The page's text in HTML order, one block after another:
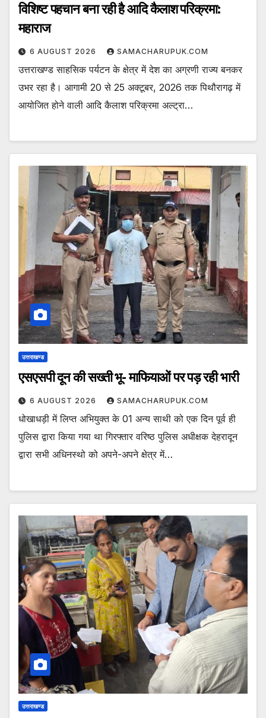
विशिष्ट पहचान बना रही है आदि कैलाश परिक्रमा:
महाराज
6 AUGUST 2026 SAMACHARUPUK.COM
उत्तराखण्ड साहसिक पर्यटन के क्षेत्र में देश का अग्रणी राज्य बनकर
उभर रहा है। आगामी 20 से 25 अक्टूबर, 2026 तक पिथौरागढ़ में
आयोजित होने वाली आदि कैलाश परिक्रमा अल्ट्रा…
उत्तराखण्ड
एसएसपी दून की सख्ती भू- माफियाओं पर पड़ रही भारी
6 AUGUST 2026 SAMACHARUPUK.COM
धोखाधड़ी में लिप्त अभियुक्त के 01 अन्य साथी को एक दिन पूर्व ही
पुलिस द्वारा किया गया था गिरफ्तार वरिष्ठ पुलिस अधीक्षक देहरादून
द्वारा सभी अधिनस्थो को अपने-अपने क्षेत्र में…
उत्तराखण्ड